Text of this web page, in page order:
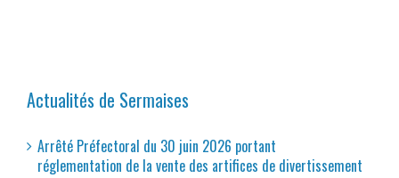
Actualités de Sermaises
Arrêté Préfectoral du 30 juin 2026 portant
réglementation de la vente des artifices de divertissement